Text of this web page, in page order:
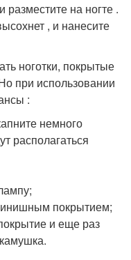
на ногте .
, и нанесите
ноготки, покрытые
при использовании
:
немного
располагаться
покрытием;
и еще раз